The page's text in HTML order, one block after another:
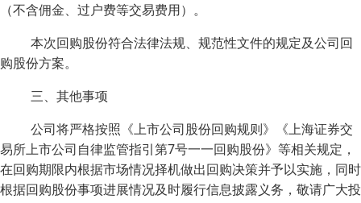
（不含佣金、过户费等交易费用）。
本次回购股份符合法律法规、规范性文件的规定及公司回
购股份方案。
三、其他事项
公司将严格按照《上市公司股份回购规则》《上海证券交
易所上市公司自律监管指引第7号一一回购股份》等相关规定，
在回购期限内根据市场情况择机做出回购决策并予以实施，同时
根据回购股份事项进展情况及时履行信息披露义务，敬请广大投